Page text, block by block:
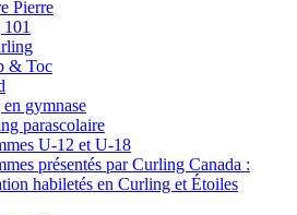
Pierre
& Toc
gymnase
parascolaire
U-12 et U-18
présentés par Curling Canada :
habiletés en Curling et Étoiles